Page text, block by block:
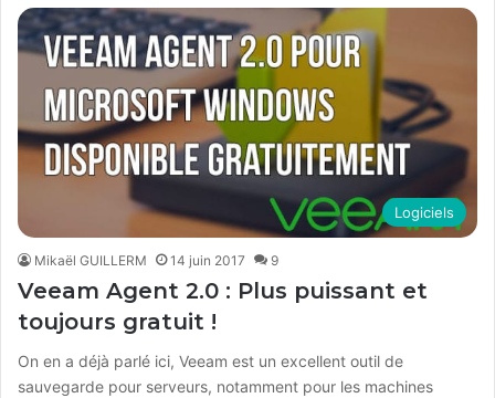
Logiciels
Mikaël GUILLERM 14 juin 2017 9
Veeam Agent 2.0 : Plus puissant et
toujours gratuit !
On en a déjà parlé ici, Veeam est un excellent outil de
sauvegarde pour serveurs, notamment pour les machines